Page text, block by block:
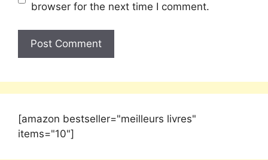
browser for the next time I comment.
[amazon bestseller="meilleurs livres"
items="10"]